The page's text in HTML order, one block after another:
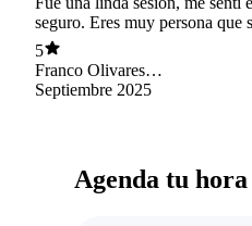
seguro. Eres muy persona que
cercana y amable. Extiendo mi
por las reflexiones que quedan
conversación.
5
Franco Olivares
Piraíno
Septiembre 2025
Agenda tu hora